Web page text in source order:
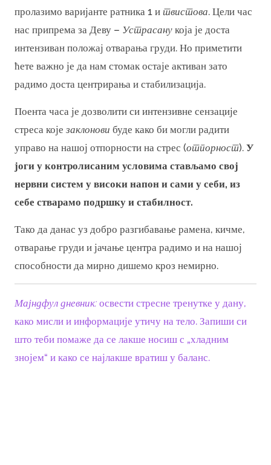
пролазимо варијанте ратника 1 и твистова. Цели час
нас припрема за Деву – Устрасану која је доста
интензиван положај отварања груди. Но приметити
ћете важно је да нам стомак остаје активан зато
радимо доста центрирања и стабилизација.
Поента часа је дозволити си интензивне сензације
стреса које заклонови буде како би могли радити
управо на нашој отпорности на стрес (отпорност). У
јоги у контролисаним условима стављамо свој
нервни систем у високи напон и сами у себи, из
себе стварамо подршку и стабилност.
Тако да данас уз добро разгибавање рамена, кичме,
отварање груди и јачање центра радимо и на нашој
способности да мирно дишемо кроз немирно.
Мајндфул дневник: освести стресне тренутке у дану,
како мисли и информације утичу на тело. Запиши си
што теби помаже да се лакше носиш с „хладним
знојем“ и како се најлакше вратиш у баланс.